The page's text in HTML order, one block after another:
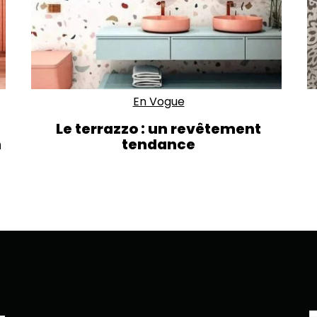
En Vogue
Le terrazzo : un revêtement
tendance